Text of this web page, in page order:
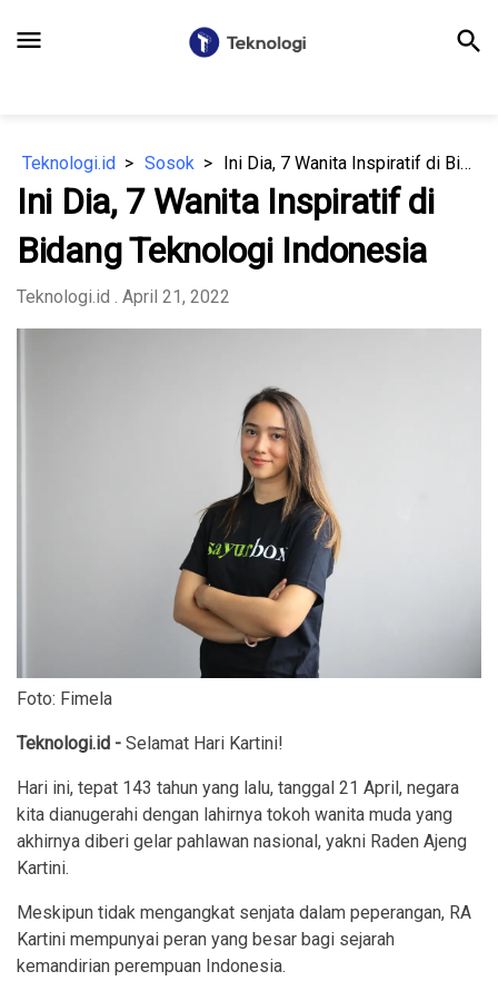
menu search
Teknologi.id Sosok Ini Dia, 7 Wanita Inspiratif di Bidang Teknologi Indonesia
Ini Dia, 7 Wanita Inspiratif di
Bidang Teknologi Indonesia
Teknologi.id . April 21, 2022
Foto: Fimela
Teknologi.id - Selamat Hari Kartini!
Hari ini, tepat 143 tahun yang lalu, tanggal 21 April, negara
kita dianugerahi dengan lahirnya tokoh wanita muda yang
akhirnya diberi gelar pahlawan nasional, yakni Raden Ajeng
Kartini.
Meskipun tidak mengangkat senjata dalam peperangan, RA
Kartini mempunyai peran yang besar bagi sejarah
kemandirian perempuan Indonesia.